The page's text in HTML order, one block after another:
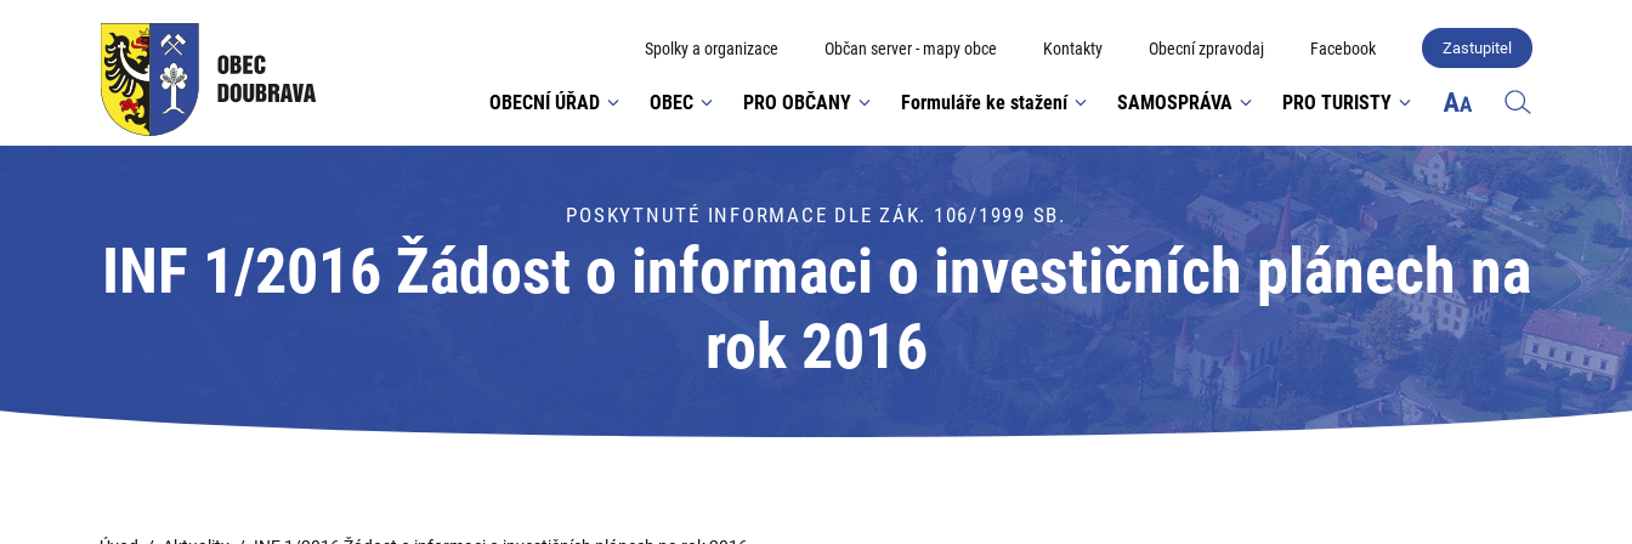
Spolky a organizace Občan server - mapy obce Kontakty Obecní zpravodaj Facebook Zastupitel
OBECNÍ ÚŘAD OBEC PRO OBČANY Formuláře ke stažení SAMOSPRÁVA PRO TURISTY
POSKYTNUTÉ INFORMACE DLE ZÁK. 106/1999 SB.
INF 1/2016 Žádost o informaci o investičních plánech na
rok 2016